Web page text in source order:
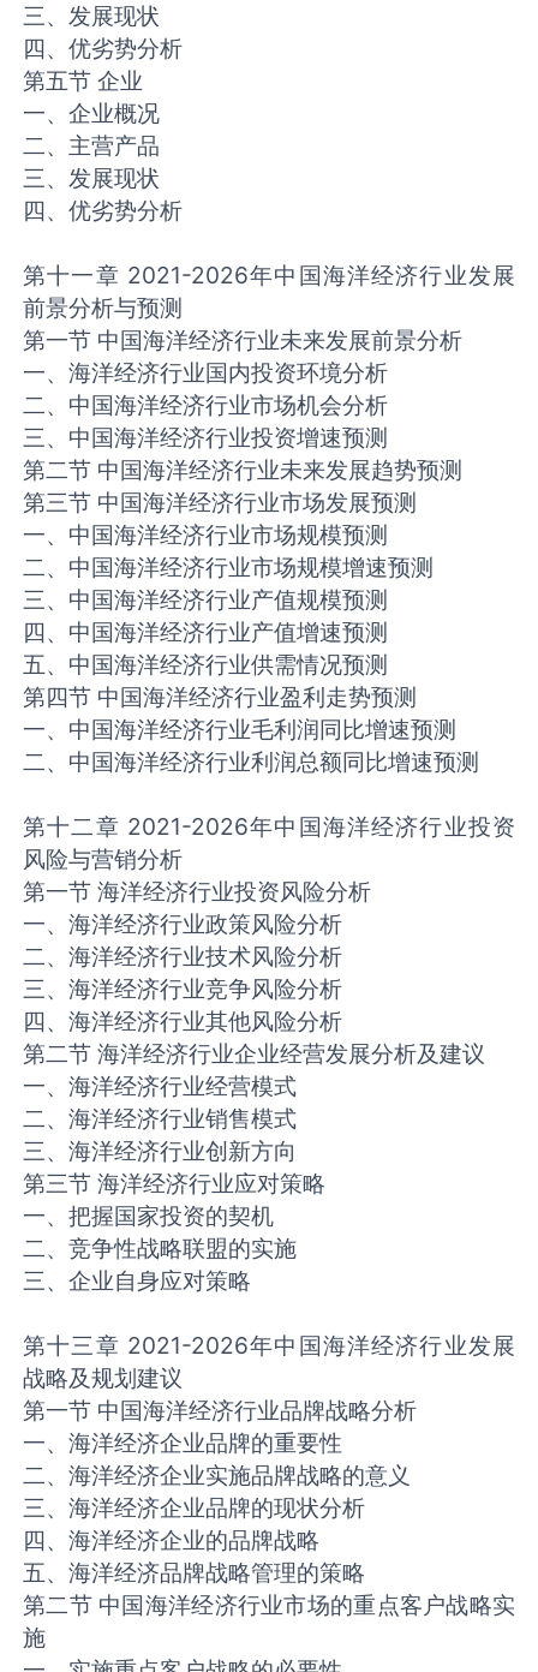
三、发展现状
四、优劣势分析
第五节 企业
一、企业概况
二、主营产品
三、发展现状
四、优劣势分析
第十一章 2021-2026年中国海洋经济行业发展
前景分析与预测
第一节 中国海洋经济行业未来发展前景分析
一、海洋经济行业国内投资环境分析
二、中国海洋经济行业市场机会分析
三、中国海洋经济行业投资增速预测
第二节 中国海洋经济行业未来发展趋势预测
第三节 中国海洋经济行业市场发展预测
一、中国海洋经济行业市场规模预测
二、中国海洋经济行业市场规模增速预测
三、中国海洋经济行业产值规模预测
四、中国海洋经济行业产值增速预测
五、中国海洋经济行业供需情况预测
第四节 中国海洋经济行业盈利走势预测
一、中国海洋经济行业毛利润同比增速预测
二、中国海洋经济行业利润总额同比增速预测
第十二章 2021-2026年中国海洋经济行业投资
风险与营销分析
第一节 海洋经济行业投资风险分析
一、海洋经济行业政策风险分析
二、海洋经济行业技术风险分析
三、海洋经济行业竞争风险分析
四、海洋经济行业其他风险分析
第二节 海洋经济行业企业经营发展分析及建议
一、海洋经济行业经营模式
二、海洋经济行业销售模式
三、海洋经济行业创新方向
第三节 海洋经济行业应对策略
一、把握国家投资的契机
二、竞争性战略联盟的实施
三、企业自身应对策略
第十三章 2021-2026年中国海洋经济行业发展
战略及规划建议
第一节 中国海洋经济行业品牌战略分析
一、海洋经济企业品牌的重要性
二、海洋经济企业实施品牌战略的意义
三、海洋经济企业品牌的现状分析
四、海洋经济企业的品牌战略
五、海洋经济品牌战略管理的策略
第二节 中国海洋经济行业市场的重点客户战略实
施